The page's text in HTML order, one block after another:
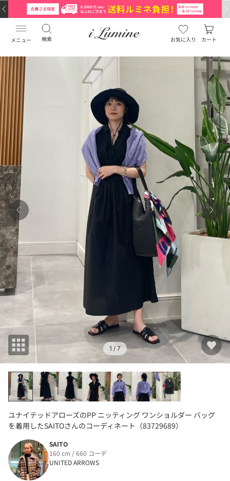
メニュー 検索 お気に入り カート
1 / 7
ユナイテッドアローズのPP ニッティング ワンショルダー バッグ
を着用したSAITOさんのコーディネート（83729689）
SAITO
160 cm / 660 コーデ
UNITED ARROWS